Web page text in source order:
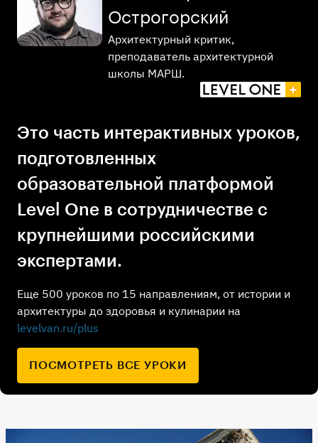
Это часть интерактивных уроков,
подготовленных
образовательной платформой
Level One в сотрудничестве с
крупнейшими российскими
экспертами.
Еще 500 уроков по 15 направлениям, от истории и
архитектуры до здоровья и кулинарии на
levelvan.ru/plus
ПОСМОТРЕТЬ ВСЕ УРОКИ
Острогорский
Архитектурный критик,
преподаватель архитектурной
школы МАРШ.